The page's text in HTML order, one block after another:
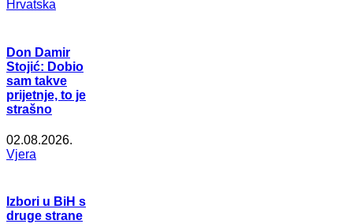
Hrvatska
Don Damir
Stojić: Dobio
sam takve
prijetnje, to je
strašno
02.08.2026.
Vjera
Izbori u BiH s
druge strane